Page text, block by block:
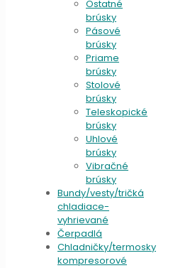
Ostatné
brúsky
Pásové
brúsky
Priame
brúsky
Stolové
brúsky
Teleskopické
brúsky
Uhlové
brúsky
Vibračné
brúsky
Bundy/vesty/tričká
chladiace-
vyhrievané
Čerpadlá
Chladničky/termosky
kompresorové